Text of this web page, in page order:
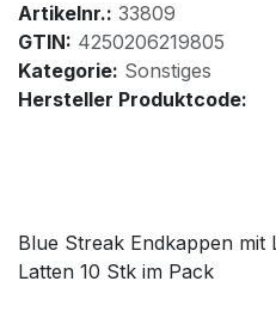
Artikelnr.: 33809
GTIN: 4250206219805
Kategorie: Sonstiges
Hersteller Produktcode:
Blue Streak Endkappen mit
Latten 10 Stk im Pack